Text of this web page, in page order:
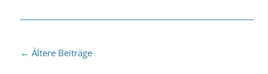
Beitragsnavigation
← Ältere Beiträge